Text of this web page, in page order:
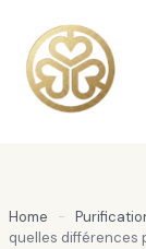
contenu
Home -
quelles différences